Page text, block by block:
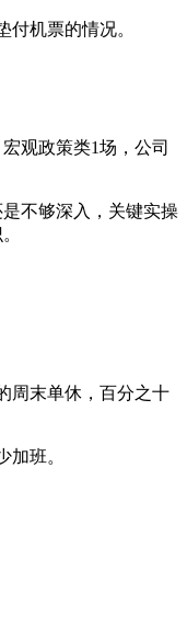
机票的情况。
观政策类1场，公司
不够深入，关键实操
周末单休，百分之十
班。